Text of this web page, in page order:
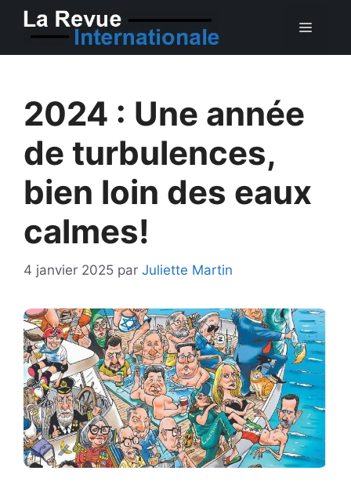
Aller
2024 : Une année
de turbulences,
bien loin des eaux
calmes!
4 janvier 2025 par Juliette Martin